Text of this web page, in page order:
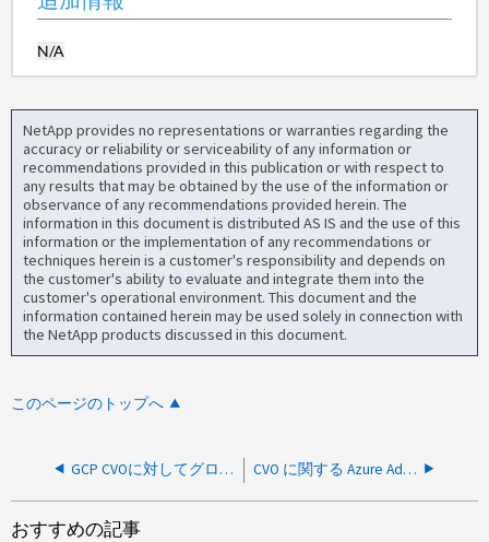
N/A
NetApp provides no representations or warranties regarding the
accuracy or reliability or serviceability of any information or
recommendations provided in this publication or with respect to
any results that may be obtained by the use of the information or
observance of any recommendations provided herein. The
information in this document is distributed AS IS and the use of this
information or the implementation of any recommendations or
techniques herein is a customer's responsibility and depends on
the customer's ability to evaluate and integrate them into the
customer's operational environment. This document and the
information contained herein may be used solely in connection with
the NetApp products discussed in this document.
このページのトップへ
GCP CVOに対してグローバルアクセスを有効にすることはできません CVO に関する Azure Advisor の推奨事項を安全に順守できますか？
おすすめの記事